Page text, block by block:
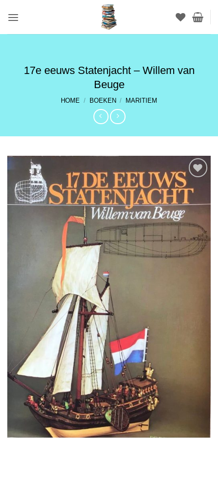
naar
17e eeuws Statenjacht – Willem van
Beuge
HOME / BOEKEN / MARITIEM
TOEVOEGEN
AAN
VERLANGLIJST